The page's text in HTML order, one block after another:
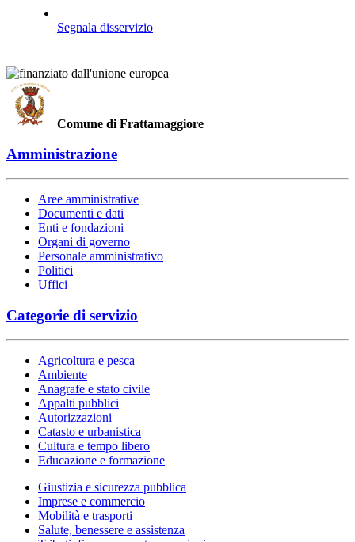
Segnala disservizio
Comune di Frattamaggiore
Amministrazione
Aree amministrative
Documenti e dati
Enti e fondazioni
Organi di governo
Personale amministrativo
Politici
Uffici
Categorie di servizio
Agricoltura e pesca
Ambiente
Anagrafe e stato civile
Appalti pubblici
Autorizzazioni
Catasto e urbanistica
Cultura e tempo libero
Educazione e formazione
Giustizia e sicurezza pubblica
Imprese e commercio
Mobilità e trasporti
Salute, benessere e assistenza